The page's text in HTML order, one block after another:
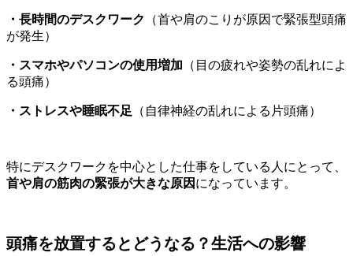
・長時間のデスクワーク
（首や肩のこりが原因で緊張型頭痛
が発生）
・スマホやパソコンの使用増加 （目の疲れや姿勢の乱れによ
る頭痛）
・ストレスや睡眠不足 （自律神経の乱れによる片頭痛）
特にデスクワークを中心とした仕事をしている人にとって、
首や肩の筋肉の緊張が大きな原因 になっています。
頭痛を放置するとどうなる？生活への影響